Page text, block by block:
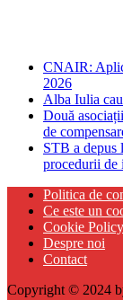
CNAIR:
2026
Alba Iulia
Două
de
STB a depus
procedurii de
Politica de
Ce este un
Cookie
Despre noi
Contact
Copyright © 2024